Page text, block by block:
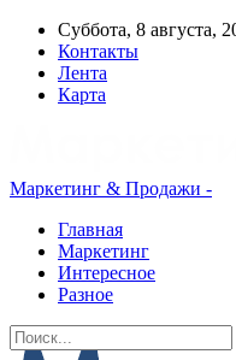
Суббота, 8 августа,
Контакты
Лента
Карта
Маркетинг & Продажи -
Главная
Маркетинг
Интересное
Разное